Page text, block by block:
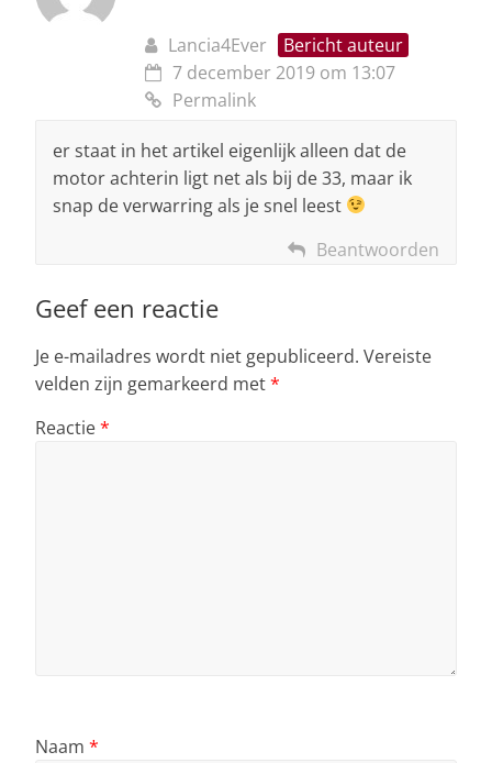
Lancia4Ever
Bericht auteur
7 december 2019 om 13:07
Permalink
er staat in het artikel eigenlijk alleen dat de
motor achterin ligt net als bij de 33, maar ik
snap de verwarring als je snel leest
Beantwoorden
Geef een reactie
Je e-mailadres wordt niet gepubliceerd. Vereiste
velden zijn gemarkeerd met*
Reactie*
Naam *